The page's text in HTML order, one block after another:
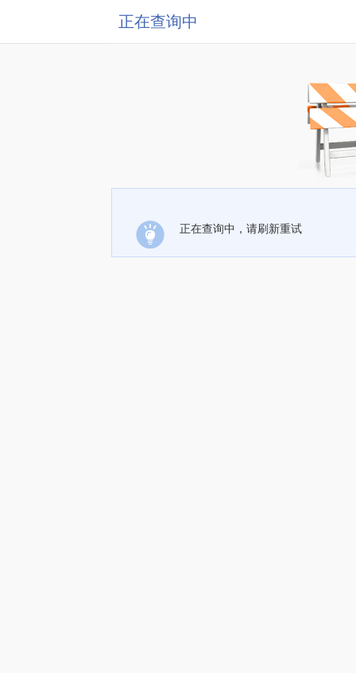
正在查询中
正在查询中，请刷新重试